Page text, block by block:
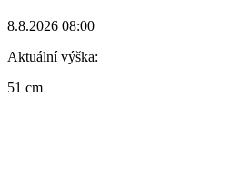
8.8.2026 08:00
Aktuální výška:
51 cm